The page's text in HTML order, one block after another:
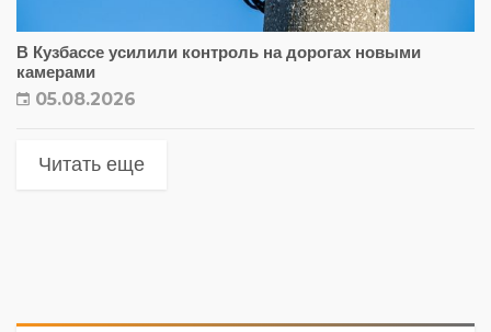
В Кузбассе усилили контроль на дорогах новыми
камерами
05.08.2026
Читать еще